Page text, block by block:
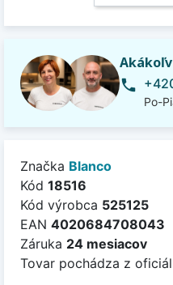
phone
Po-
Značka Blanco
Kód 18516
Kód výrobca 525125
EAN 4020684708043
Záruka 24 mesiacov
Tovar pochádza z